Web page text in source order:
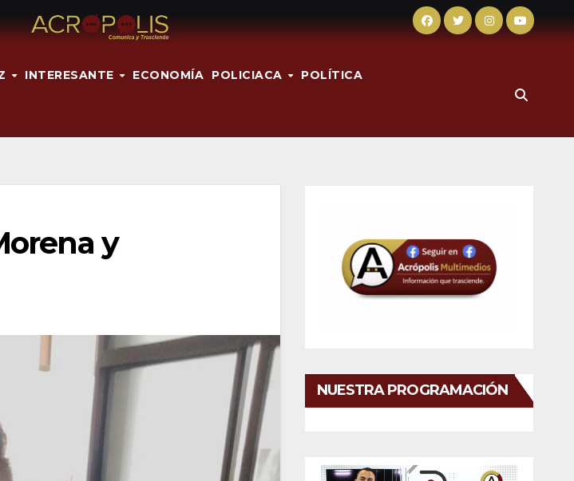
INTERESANTE ECONOMÍA POLICIACA POLÍTICA
y
NUESTRA PROGRAMACIÓN